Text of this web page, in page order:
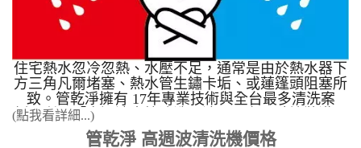
住宅熱水忽冷忽熱、水壓不足，通常是由於熱水器下
方三角凡爾堵塞、熱水管生鏽卡垢、或蓮篷頭阻塞所
致。管乾淨擁有 17年專業技術與全台最多清洗案
例，利用「高週波水管清洗工法」，在不破壞裝潢、
不使用化學藥劑的前提下，達到 99.5% 的管道疏通與
除垢成功率。 在冬天時 熱水忽冷忽熱 ，像在洗三溫
(點我看詳細...)
管乾淨 高週波清洗機價格